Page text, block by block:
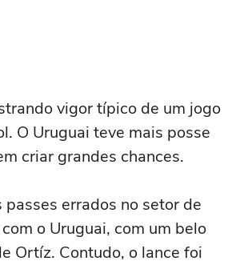
vigor típico de um jogo
O Uruguai teve mais posse
criar grandes chances.
errados no setor de
o Uruguai, com um belo
Ortíz. Contudo, o lance foi